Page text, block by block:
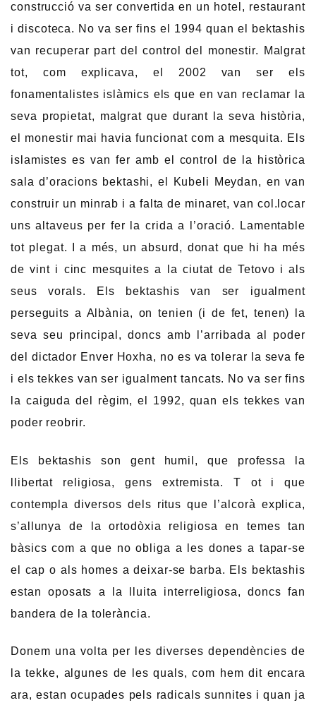
construcció va ser convertida en un hotel, restaurant
i discoteca. No va ser fins el 1994 quan el bektashis
van recuperar part del control del monestir. Malgrat
tot, com explicava, el 2002 van ser els
fonamentalistes islàmics els que en van reclamar la
seva propietat, malgrat que durant la seva història,
el monestir mai havia funcionat com a mesquita. Els
islamistes es van fer amb el control de la històrica
sala d’oracions bektashi, el Kubeli Meydan, en van
construir un minrab i a falta de minaret, van col.locar
uns altaveus per fer la crida a l’oració. Lamentable
tot plegat. I a més, un absurd, donat que hi ha més
de vint i cinc mesquites a la ciutat de Tetovo i als
seus vorals. Els bektashis van ser igualment
perseguits a Albània, on tenien (i de fet, tenen) la
seva seu principal, doncs amb l’arribada al poder
del dictador Enver Hoxha, no es va tolerar la seva fe
i els tekkes van ser igualment tancats. No va ser fins
la caiguda del règim, el 1992, quan els tekkes van
poder reobrir.
Els bektashis son gent humil, que professa la
llibertat religiosa, gens extremista. T ot i que
contempla diversos dels ritus que l’alcorà explica,
s’allunya de la ortodòxia religiosa en temes tan
bàsics com a que no obliga a les dones a tapar-se
el cap o als homes a deixar-se barba. Els bektashis
estan oposats a la lluita interreligiosa, doncs fan
bandera de la tolerància.
Donem una volta per les diverses dependències de
la tekke, algunes de les quals, com hem dit encara
ara, estan ocupades pels radicals sunnites i quan ja